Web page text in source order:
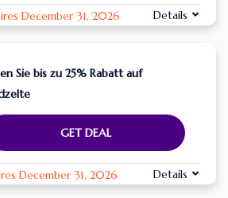
December 31, 2026 Details
Sie bis zu 25% Rabatt auf
GET DEAL
December 31, 2026 Details